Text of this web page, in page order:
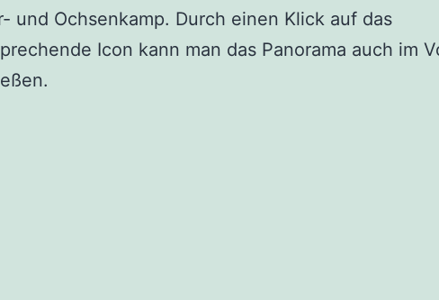
und Ochsenkamp. Durch einen Klick auf das
Icon kann man das Panorama auch im